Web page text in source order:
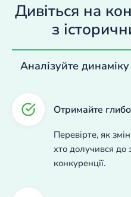
Дивіться на
з
Аналізуйте
Отримайте
Перевірте, як
хто долучився до
конкуренції.